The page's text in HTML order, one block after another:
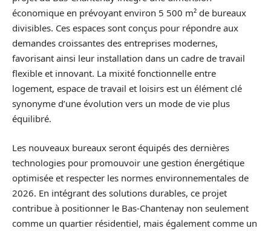
économique en prévoyant environ 5 500 m² de bureaux
divisibles. Ces espaces sont conçus pour répondre aux
demandes croissantes des entreprises modernes,
favorisant ainsi leur installation dans un cadre de travail
flexible et innovant. La mixité fonctionnelle entre
logement, espace de travail et loisirs est un élément clé
synonyme d’une évolution vers un mode de vie plus
équilibré.
Les nouveaux bureaux seront équipés des dernières
technologies pour promouvoir une gestion énergétique
optimisée et respecter les normes environnementales de
2026. En intégrant des solutions durables, ce projet
contribue à positionner le Bas-Chantenay non seulement
comme un quartier résidentiel, mais également comme un